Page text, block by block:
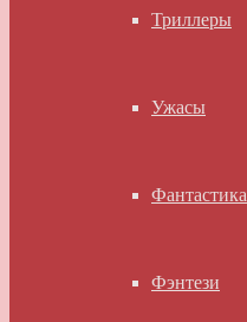
Триллеры
Ужасы
Фантастика
Фэнтези